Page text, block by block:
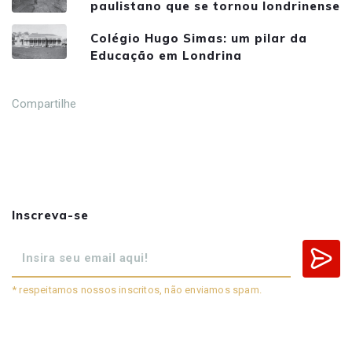
paulistano que se tornou londrinense
Colégio Hugo Simas: um pilar da
Educação em Londrina
Compartilhe
Inscreva-se
* respeitamos nossos inscritos, não enviamos spam.